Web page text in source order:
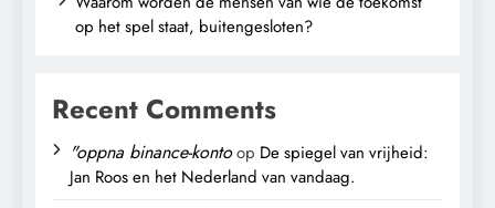
op het spel staat, buitengesloten?
Recent Comments
"oppna binance-kontoop De spiegel van vrijheid:
Jan Roos en het Nederland van vandaag.